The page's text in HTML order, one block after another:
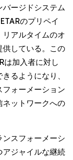
ージドシステム
のプリペイ
リアルタイムのオ
供している。この
は加入者に対し
るようになり、
ォーメーション
ットワークへの
スフォーメーシ
アジャイルな継続